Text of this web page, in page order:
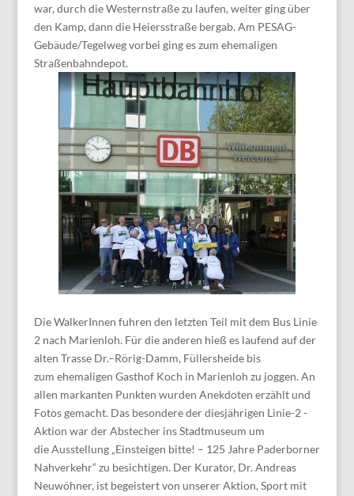
war, durch die Westernstraße zu laufen, weiter ging über
den Kamp, dann die Heiersstraße bergab. Am PESAG-
Gebäude/Tegelweg vorbei ging es zum ehemaligen
Straßenbahndepot.
Die WalkerInnen fuhren den letzten Teil mit dem Bus Linie
2 nach Marienloh. Für die anderen hieß es laufend auf der
alten Trasse Dr.–Rörig-Damm, Füllersheidebis
zum ehemaligen Gasthof Koch in Marienloh zu joggen. An
allen markanten Punkten wurden Anekdoten erzählt und
Fotos gemacht. Das besondere der diesjährigen Linie-2 -
Aktion war der Abstecher ins Stadtmuseum um
dieAusstellung „Einsteigen bitte! – 125 Jahre Paderborner
Nahverkehr“ zu besichtigen. Der Kurator, Dr. Andreas
Neuwöhner, ist begeistert von unserer Aktion, Sport mit